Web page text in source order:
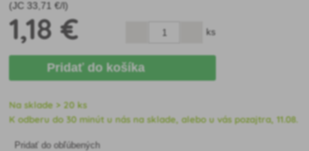
(JC 33 ,71 €/l)
1,18 € ks
Pridať do košíka
Na sklade > 20 ks
K odberu do 30 minút u nás na sklade, alebo u vás pozajtra, 11.08.
Pridať do obľúbených